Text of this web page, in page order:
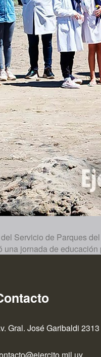
Servicio de Parques
jornada de
Gral. José Garibaldi 2313